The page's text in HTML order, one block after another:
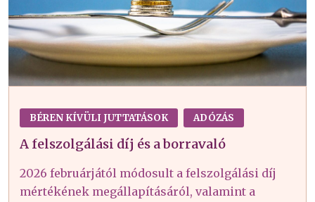
BÉREN KÍVÜLI JUTTATÁSOK ADÓZÁS
A felszolgálási díj és a borravaló
2026 februárjától módosult a felszolgálási díj
mértékének megállapításáról, valamint a